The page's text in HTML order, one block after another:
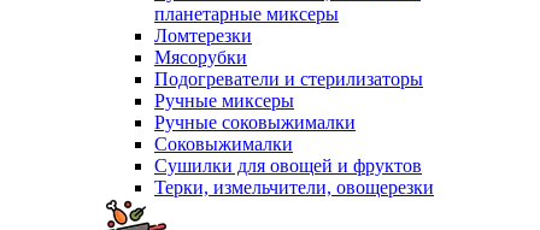
планетарные миксеры
Ломтерезки
Мясорубки
Подогреватели и стерилизаторы
Ручные миксеры
Ручные соковыжималки
Соковыжималки
Сушилки для овощей и фруктов
Терки, измельчители, овощерезки